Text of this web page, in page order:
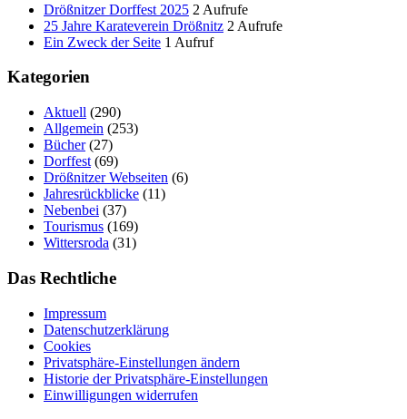
Drößnitzer Dorffest 2025 2 Aufrufe
25 Jahre Karateverein Drößnitz 2 Aufrufe
Ein Zweck der Seite 1 Aufruf
Kategorien
Aktuell (290)
Allgemein (253)
Bücher(27)
Dorffest (69)
Drößnitzer Webseiten (6)
Jahresrückblicke (11)
Nebenbei (37)
Tourismus (169)
Wittersroda (31)
Das Rechtliche
Impressum
Datenschutzerklärung
Cookies
Privatsphäre-Einstellungen ändern
Historie der Privatsphäre-Einstellungen
Einwilligungen widerrufen